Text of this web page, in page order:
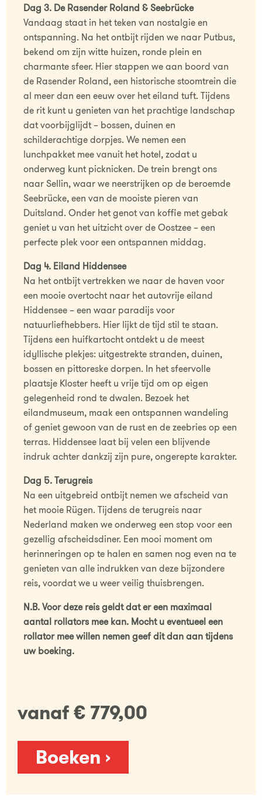
Dag 3. De Rasender Roland & Seebrücke
Vandaag staat in het teken van nostalgie en
ontspanning. Na het ontbijt rijden we naar Putbus,
bekend om zijn witte huizen, ronde plein en
charmante sfeer. Hier stappen we aan boord van
de Rasender Roland, een historische stoomtrein die
al meer dan een eeuw over het eiland tuft. Tijdens
de rit kunt u genieten van het prachtige landschap
dat voorbijglijdt – bossen, duinen en
schilderachtige dorpjes. We nemen een
lunchpakket mee vanuit het hotel, zodat u
onderweg kunt picknicken. De trein brengt ons
naar Sellin, waar we neerstrijken op de beroemde
Seebrücke, een van de mooiste pieren van
Duitsland. Onder het genot van koffie met gebak
geniet u van het uitzicht over de Oostzee – een
perfecte plek voor een ontspannen middag.
Dag 4. Eiland Hiddensee
Na het ontbijt vertrekken we naar de haven voor
een mooie overtocht naar het autovrije eiland
Hiddensee – een waar paradijs voor
natuurliefhebbers. Hier lijkt de tijd stil te staan.
Tijdens een huifkartocht ontdekt u de meest
idyllische plekjes: uitgestrekte stranden, duinen,
bossen en pittoreske dorpen. In het sfeervolle
plaatsje Kloster heeft u vrije tijd om op eigen
gelegenheid rond te dwalen. Bezoek het
eilandmuseum, maak een ontspannen wandeling
of geniet gewoon van de rust en de zeebries op een
terras. Hiddensee laat bij velen een blijvende
indruk achter dankzij zijn pure, ongerepte karakter.
Dag 5. Terugreis
Na een uitgebreid ontbijt nemen we afscheid van
het mooie Rügen. Tijdens de terugreis naar
Nederland maken we onderweg een stop voor een
gezellig afscheidsdiner. Een mooi moment om
herinneringen op te halen en samen nog even na te
genieten van alle indrukken van deze bijzondere
reis, voordat we u weer veilig thuisbrengen.
N.B. Voor deze reis geldt dat er een maximaal
aantal rollators mee kan. Mocht u eventueel een
rollator mee willen nemen geef dit dan aan tijdens
uw boeking.
vanaf € 779,00
Boeken ›